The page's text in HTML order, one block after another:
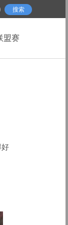
搜索
盟赛
好